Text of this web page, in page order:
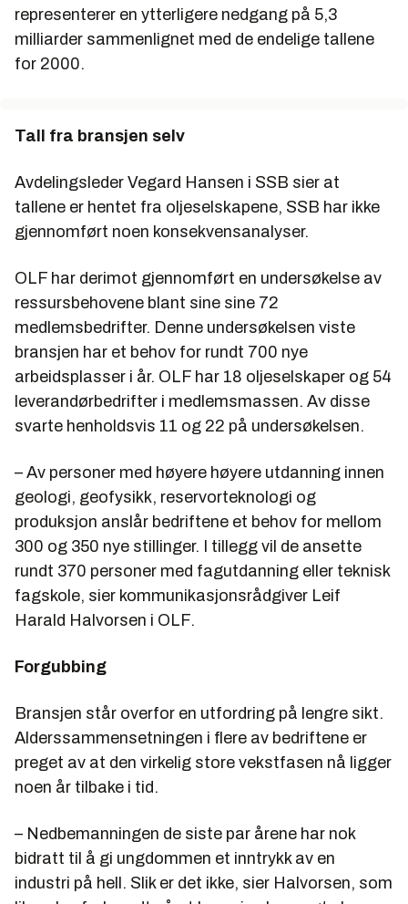
representerer en ytterligere nedgang på 5,3
milliarder sammenlignet med de endelige tallene
for 2000.
Tall fra bransjen selv
Avdelingsleder Vegard Hansen i SSB sier at
tallene er hentet fra oljeselskapene, SSB har ikke
gjennomført noen konsekvensanalyser.
OLF har derimot gjennomført en undersøkelse av
ressursbehovene blant sine sine 72
medlemsbedrifter. Denne undersøkelsen viste
bransjen har et behov for rundt 700 nye
arbeidsplasser i år. OLF har 18 oljeselskaper og 54
leverandørbedrifter i medlemsmassen. Av disse
svarte henholdsvis 11 og 22 på undersøkelsen.
– Av personer med høyere høyere utdanning innen
geologi, geofysikk, reservorteknologi og
produksjon anslår bedriftene et behov for mellom
300 og 350 nye stillinger. I tillegg vil de ansette
rundt 370 personer med fagutdanning eller teknisk
fagskole, sier kommunikasjonsrådgiver Leif
Harald Halvorsen i OLF.
Forgubbing
Bransjen står overfor en utfordring på lengre sikt.
Alderssammensetningen i flere av bedriftene er
preget av at den virkelig store vekstfasen nå ligger
noen år tilbake i tid.
– Nedbemanningen de siste par årene har nok
bidratt til å gi ungdommen et inntrykk av en
industri på hell. Slik er det ikke, sier Halvorsen, som